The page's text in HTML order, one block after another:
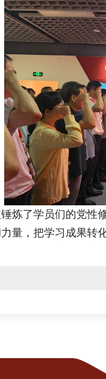
炼了学员们的党性
量，把学习成果转